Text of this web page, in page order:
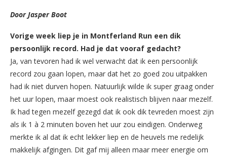
Door Jasper Boot
Vorige week liep je in Montferland Run een dik
persoonlijk record. Had je dat vooraf gedacht?
Ja, van tevoren had ik wel verwacht dat ik een persoonlijk
record zou gaan lopen, maar dat het zo goed zou uitpakken
had ik niet durven hopen. Natuurlijk wilde ik super graag onder
het uur lopen, maar moest ook realistisch blijven naar mezelf.
Ik had tegen mezelf gezegd dat ik ook dik tevreden moest zijn
als ik 1 à 2 minuten boven het uur zou eindigen. Onderweg
merkte ik al dat ik echt lekker liep en de heuvels me redelijk
makkelijk afgingen. Dit gaf mij alleen maar meer energie om